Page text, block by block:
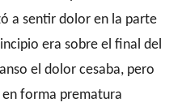
a sentir dolor en la parte
era sobre el final del
el dolor cesaba, pero
forma prematura